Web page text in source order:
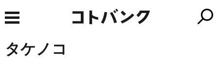
タケノコ